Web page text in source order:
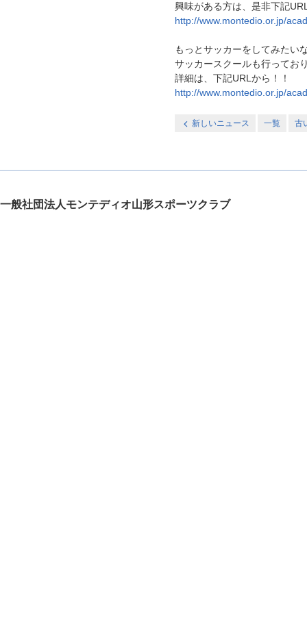
興味がある方は、是非下記
http://www.montedio.or.jp/
もっとサッカーをしてみたい
サッカースクールも行ってお
詳細は、下記URLから！！
http://www.montedio.or.jp/
新しいニュース 一覧 古
一般社団法人モンテディオ山形スポーツクラブ